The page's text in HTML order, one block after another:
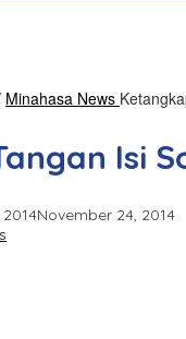
Minahasa News
Isi
November 24, 2014